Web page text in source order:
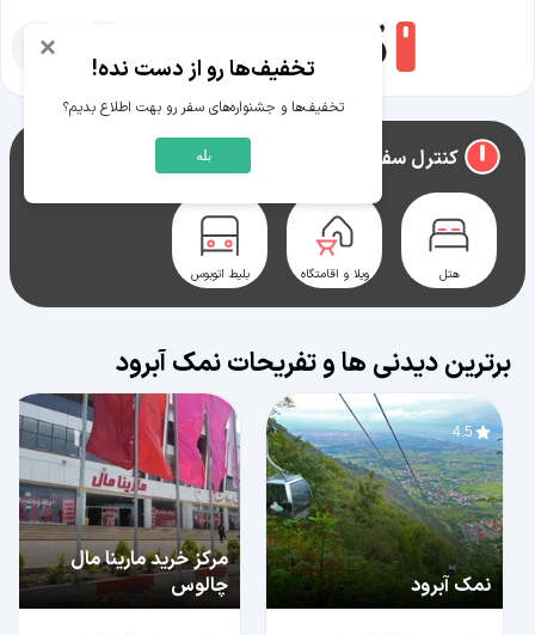
راهنمای سفر به نمک آبرود کنترل سفر نمک آبرود
هتل ویلا و اقامتگاه بلیط اتوبوس
برترین دیدنی ها و تفریحات نمک آبرود
نمک آبرود
4.5
مرکز خرید مارینا مال
چالوس
×
تخفیف‌ها رو از دست نده!
تخفیف‌ها و جشنواره‌های سفر رو بهت اطلاع بدیم؟
بله